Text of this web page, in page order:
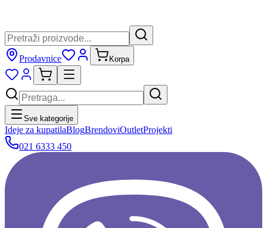
Prodavnice Korpa
Sve kategorije
Ideje za kupatilaBlogBrendoviOutletProjekti
021 6333 450